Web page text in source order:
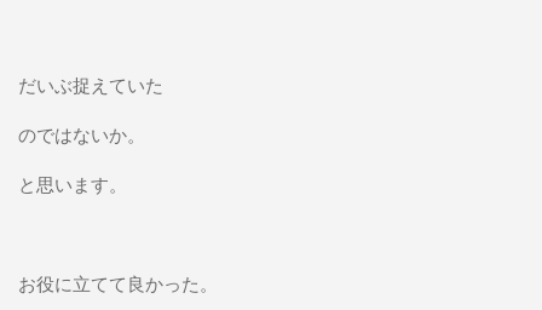
だいぶ捉えていた
のではないか。
と思います。
お役に立てて良かった。